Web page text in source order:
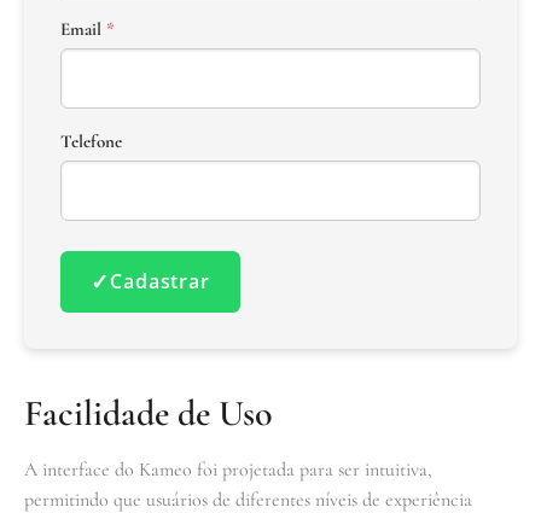
Email *
Telefone
✓Cadastrar
Facilidade de Uso
A interface do Kameo foi projetada para ser intuitiva,
permitindo que usuários de diferentes níveis de experiência